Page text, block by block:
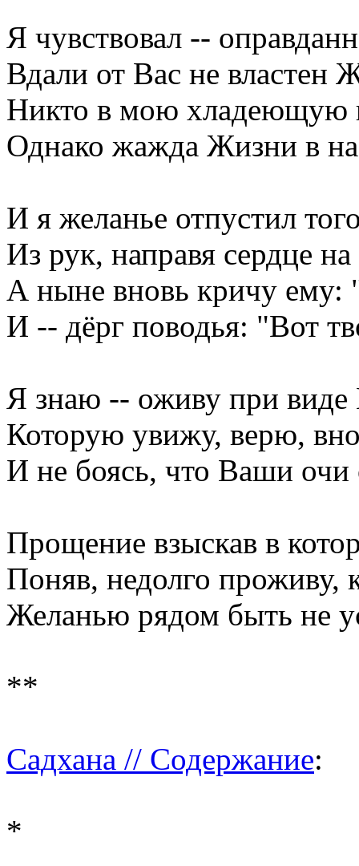
Я чувствовал --
Вдали от Вас не властен
Никто в мою хладеющую
Однако жажда Жизни в
И я желанье отпустил
Из рук, направя сердце
А ныне вновь кричу ему:
И -- дёрг поводья: "Вот
Я знаю -- оживу при виде
Которую увижу, верю,
И не боясь, что Ваши очи
Прощение взыскав в
Поняв, недолго проживу,
Желанью рядом быть не
**
Садхана // Содержание:
*